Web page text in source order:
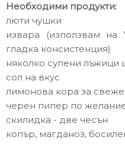
Необходими продукти:
люти чушки
извара (използвам
гладка консистенция)
няколко супени лъжици
сол на вкус
лимонова кора за
черен пипер по
скилидка - две чесън
копър, магданоз,